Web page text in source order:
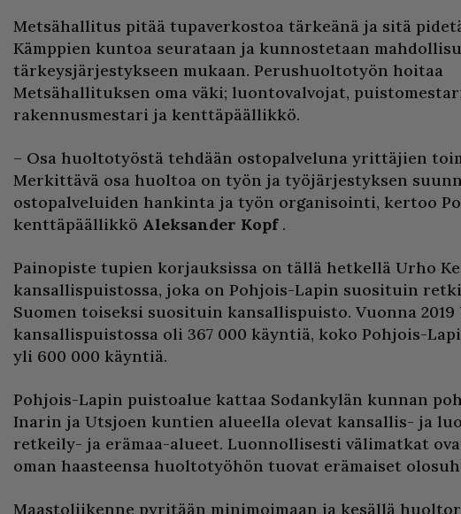
Metsähallitus pitää tupaverkostoa tärkeänä ja sitä
Kämppien kuntoa seurataan ja kunnostetaan
tärkeysjärjestykseen mukaan. Perushuoltotyön hoitaa
Metsähallituksen oma väki; luontovalvojat,
rakennusmestari ja kenttäpäällikkö.
– Osa huoltotyöstä tehdään ostopalveluna yrittäjien
Merkittävä osa huoltoa on työn ja työjärjestyksen
ostopalveluiden hankinta ja työn organisointi, kertoo
kenttäpäällikkö Aleksander Kopf.
Painopiste tupien korjauksissa on tällä hetkellä Urho
kansallispuistossa, joka on Pohjois-Lapin suosituin
Suomen toiseksi suosituin kansallispuisto. Vuonna 2019
kansallispuistossa oli 367 000 käyntiä, koko Pohjois-
yli 600 000 käyntiä.
Pohjois-Lapin puistoalue kattaa Sodankylän kunnan
Inarin ja Utsjoen kuntien alueella olevat kansallis- ja
retkeily- ja erämaa-alueet. Luonnollisesti välimatkat
oman haasteensa huoltotyöhön tuovat erämaiset
Maastoliikenne pyritään minimoimaan ja kesällä